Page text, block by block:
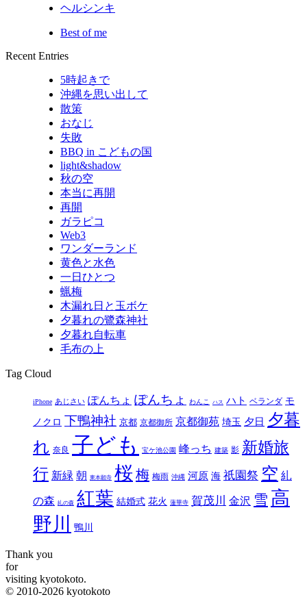
ヘルシンキ
Best of me
Recent Entries
5時起きで
沖縄を思い出して
散策
おなじ
失敗
BBQ in こどもの国
light&shadow
秋の空
本当に再開
再開
ガラピコ
Web3
ワンダーランド
黄色と水色
一日ひとつ
蝋梅
木漏れ日と玉ボケ
夕暮れの鷺森神社
夕暮れ自転車
毛布の上
Tag Cloud
iPhone あじさい ぽんちょ ぽんちょ わんこ ハス ハト ベランダ モ
ノクロ 下鴨神社 京都 京都御所 京都御苑 埼玉 夕日 夕暮
れ 奈良 子ども 宝ケ池公園 峰っち 建築 影 新婚旅
行 新緑 朝 東本願寺 桜 梅 梅雨 沖縄 河原 海 祇園祭 空 糺
の森 糺の森 紅葉 結婚式 花火 蓮華寺 賀茂川 金沢 雪 高
野川
鴨川
Thank you
for
visiting kyotokoto.
© 2010-2026 kyotokoto